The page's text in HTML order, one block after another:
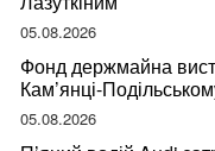
05.08.2026
Фонд держмайна
Кам’янці-
05.08.2026